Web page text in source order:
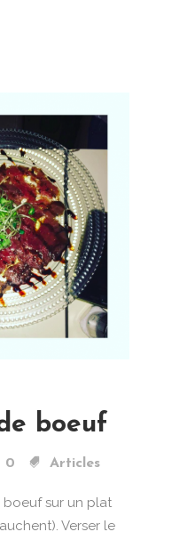
boeuf
0 Articles
boeuf sur un plat
Verser le